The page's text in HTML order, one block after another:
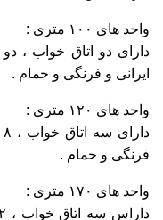
واحد های ۱۰۰ متری :
ایرانی و فرنگی و حمام .
واحد های ۱۲۰ متری :
فرنگی و حمام .
واحد های ۱۷۰ متری :